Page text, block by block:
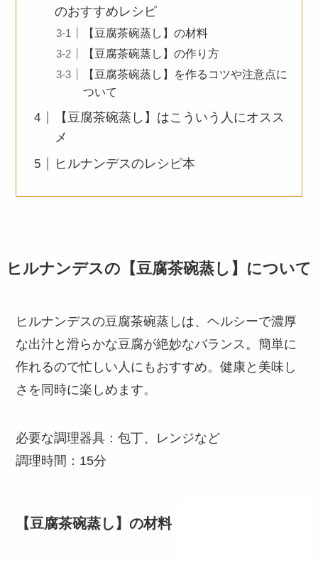
のおすすめレシピ
【豆腐茶碗蒸し】の材料
【豆腐茶碗蒸し】の作り方
【豆腐茶碗蒸し】を作るコツや注意点に
ついて
【豆腐茶碗蒸し】はこういう人にオスス
メ
ヒルナンデスのレシピ本
ヒルナンデスの【豆腐茶碗蒸し】について
ヒルナンデスの豆腐茶碗蒸しは、ヘルシーで濃厚
な出汁と滑らかな豆腐が絶妙なバランス。簡単に
作れるので忙しい人にもおすすめ。健康と美味し
さを同時に楽しめます。
必要な調理器具：包丁、レンジなど
調理時間：15分
【豆腐茶碗蒸し】の材料